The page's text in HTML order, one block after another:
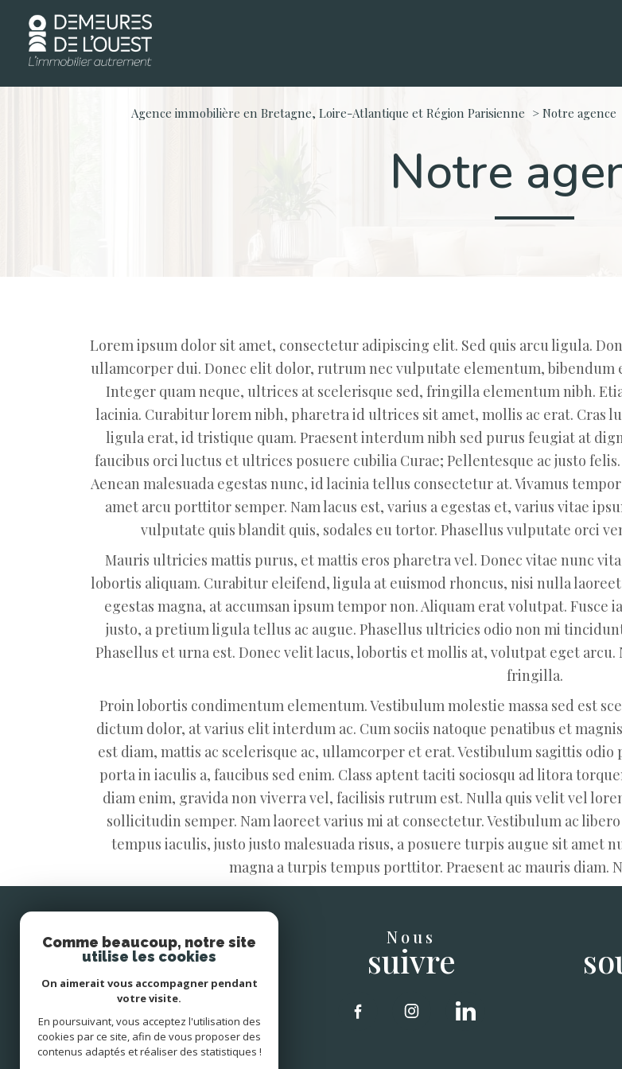
Agence immobilière en Bretagne, Loire-Atlantique et Région Parisienne Notre agence
notre
Lorem ipsum dolor sit amet, consectetur adipiscing elit. Sed quis arcu ligula.
ullamcorper dui. Donec elit dolor, rutrum nec vulputate elementum, bibendum
Integer quam neque, ultrices at scelerisque sed, fringilla elementum nibh.
lacinia. Curabitur lorem nibh, pharetra id ultrices sit amet, mollis ac erat. Cras
ligula erat, id tristique quam. Praesent interdum nibh sed purus feugiat at
faucibus orci luctus et ultrices posuere cubilia Curae; Pellentesque ac justo
Aenean malesuada egestas nunc, id lacinia tellus consectetur at. Vivamus
amet arcu porttitor semper. Nam lacus est, varius a egestas et, varius vitae
vulputate quis blandit quis, sodales eu tortor. Phasellus vulputate orci
Mauris ultricies mattis purus, et mattis eros pharetra vel. Donec vitae nunc
lobortis aliquam. Curabitur eleifend, ligula at euismod rhoncus, nisi nulla
egestas magna, at accumsan ipsum tempor non. Aliquam erat volutpat. Fusce
justo, a pretium ligula tellus ac augue. Phasellus ultricies odio non mi
Phasellus et urna est. Donec velit lacus, lobortis et mollis at, volutpat eget
fringilla.
Proin lobortis condimentum elementum. Vestibulum molestie massa sed est
dictum dolor, at varius elit interdum ac. Cum sociis natoque penatibus et
est diam, mattis ac scelerisque ac, ullamcorper et erat. Vestibulum sagittis
porta in iaculis a, faucibus sed enim. Class aptent taciti sociosqu ad litora
diam enim, gravida non viverra vel, facilisis rutrum est. Nulla quis velit vel
sollicitudin semper. Nam laoreet varius mi at consectetur. Vestibulum ac
tempus iaculis, justo justo malesuada risus, a posuere turpis augue sit amet
magna a turpis tempus porttitor. Praesent ac mauris diam.
Se
connecter
espace propriétaire
Nous
suivre
Comme beaucoup, notre site
utilise les cookies
On aimerait vous accompagner pendant
votre visite.
En poursuivant, vous acceptez l'utilisation des
cookies par ce site, afin de vous proposer des
contenus adaptés et réaliser des statistiques !